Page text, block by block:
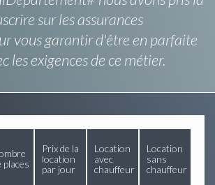
sur les assurances
vous garantir d'être en parfaite
les exigences de ce métier.
places
Prix de la
location
par jour
Location
avec
chauffeur
Location
sans
chauffeur